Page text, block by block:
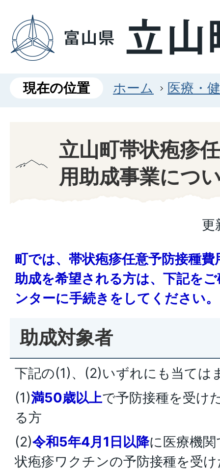
現在の位置 ホーム 医療・
立山町帯状疱疹
用助成事業につ
更
町では、帯状疱疹任意予防接種
助成を希望される方は、下記を
ンターに手続きをしてください。
助成対象者
下記の(1)、(2)いずれにも当ては
(1)満50歳以上で予防接種を受け
る方
(2)令和5年4月1日以降に医療機
状疱疹ワクチンの予防接種を受